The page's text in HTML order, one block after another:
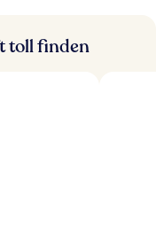
toll finden